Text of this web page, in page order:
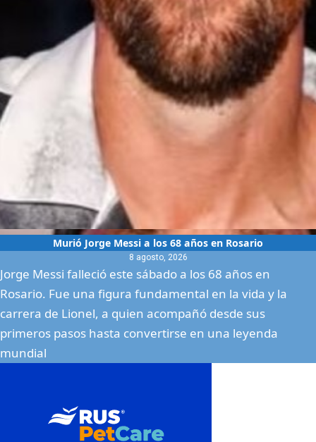
Murió Jorge Messi a los 68 años en Rosario
8 agosto, 2026
Jorge Messi falleció este sábado a los 68 años en
Rosario. Fue una figura fundamental en la vida y la
carrera de Lionel, a quien acompañó desde sus
primeros pasos hasta convertirse en una leyenda
mundial